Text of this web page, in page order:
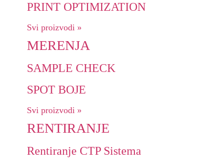
PRINT OPTIMIZATION
Svi proizvodi »
MERENJA
SAMPLE CHECK
SPOT BOJE
Svi proizvodi »
RENTIRANJE
Rentiranje CTP Sistema